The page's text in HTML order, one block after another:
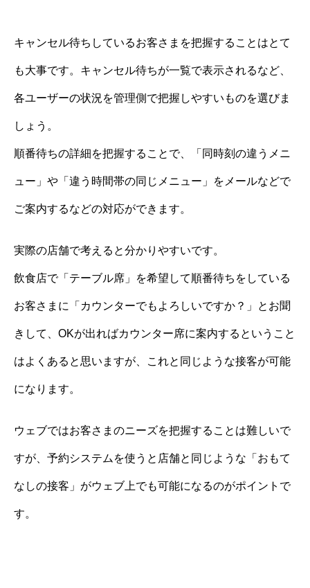
キャンセル待ちしているお客さまを把握することはとて
も大事です。キャンセル待ちが一覧で表示されるなど、
各ユーザーの状況を管理側で把握しやすいものを選びま
しょう。
順番待ちの詳細を把握することで、「同時刻の違うメニ
ュー」や「違う時間帯の同じメニュー」をメールなどで
ご案内するなどの対応ができます。
実際の店舗で考えると分かりやすいです。
飲食店で「テーブル席」を希望して順番待ちをしている
お客さまに「カウンターでもよろしいですか？」とお聞
きして、OKが出ればカウンター席に案内するということ
はよくあると思いますが、これと同じような接客が可能
になります。
ウェブではお客さまのニーズを把握することは難しいで
すが、予約システムを使うと店舗と同じような「おもて
なしの接客」がウェブ上でも可能になるのがポイントで
す。